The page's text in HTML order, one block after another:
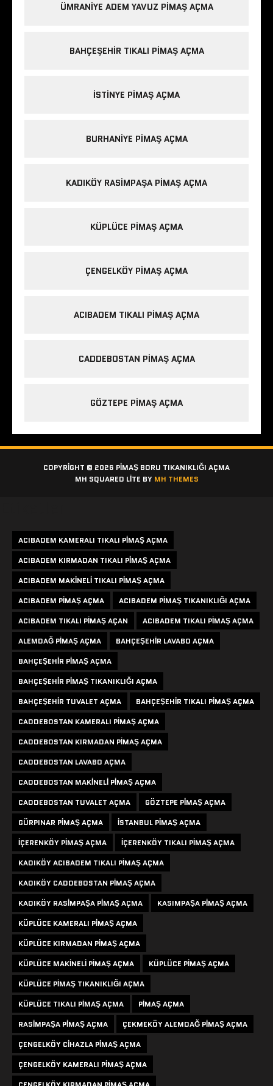
ÜMRANIYE ADEM YAVUZ PIMAŞ AÇMA
BAHÇEŞEHIR TIKALI PIMAŞ AÇMA
ISTINYE PIMAŞ AÇMA
BURHANIYE PIMAŞ AÇMA
KADIKÖY RASIMPAŞA PIMAŞ AÇMA
KÜPLÜCE PIMAŞ AÇMA
ÇENGELKÖY PIMAŞ AÇMA
ACIBADEM TIKALI PIMAŞ AÇMA
CADDEBOSTAN PIMAŞ AÇMA
GÖZTEPE PIMAŞ AÇMA
COPYRIGHT © 2026 PIMAŞ BORU TIKANIKLIĞI AÇMA
MH SQUARED LITE BY MH THEMES
ACIBADEM KAMERALI TIKALI PIMAŞ AÇMA
ACIBADEM KIRMADAN TIKALI PIMAŞ AÇMA
ACIBADEM MAKINELI TIKALI PIMAŞ AÇMA
ACIBADEM PIMAŞ AÇMA
ACIBADEM PIMAŞ TIKANIKLIĞI AÇMA
ACIBADEM TIKALI PIMAŞ AÇAN
ACIBADEM TIKALI PIMAŞ AÇMA
ALEMDAĞ PIMAŞ AÇMA
BAHÇEŞEHIR LAVABO AÇMA
BAHÇEŞEHIR PIMAŞ AÇMA
BAHÇEŞEHIR PIMAŞ TIKANIKLIĞI AÇMA
BAHÇEŞEHIR TUVALET AÇMA
BAHÇEŞEHIR TIKALI PIMAŞ AÇMA
CADDEBOSTAN KAMERALI PIMAŞ AÇMA
CADDEBOSTAN KIRMADAN PIMAŞ AÇMA
CADDEBOSTAN LAVABO AÇMA
CADDEBOSTAN MAKINELI PIMAŞ AÇMA
CADDEBOSTAN TUVALET AÇMA
GÖZTEPE PIMAŞ AÇMA
GÜRPINAR PIMAŞ AÇMA
ISTANBUL PIMAŞ AÇMA
IÇERENKÖY PIMAŞ AÇMA
IÇERENKÖY TIKALI PIMAŞ AÇMA
KADIKÖY ACIBADEM TIKALI PIMAŞ AÇMA
KADIKÖY CADDEBOSTAN PIMAŞ AÇMA
KADIKÖY RASIMPAŞA PIMAŞ AÇMA
KASIMPAŞA PIMAŞ AÇMA
KÜPLÜCE KAMERALI PIMAŞ AÇMA
KÜPLÜCE KIRMADAN PIMAŞ AÇMA
KÜPLÜCE MAKINELI PIMAŞ AÇMA
KÜPLÜCE PIMAŞ AÇMA
KÜPLÜCE PIMAŞ TIKANIKLIĞI AÇMA
KÜPLÜCE TIKALI PIMAŞ AÇMA
PIMAŞ AÇMA
RASIMPAŞA PIMAŞ AÇMA
ÇEKMEKÖY ALEMDAĞ PIMAŞ AÇMA
ÇENGELKÖY CIHAZLA PIMAŞ AÇMA
ÇENGELKÖY KAMERALI PIMAŞ AÇMA